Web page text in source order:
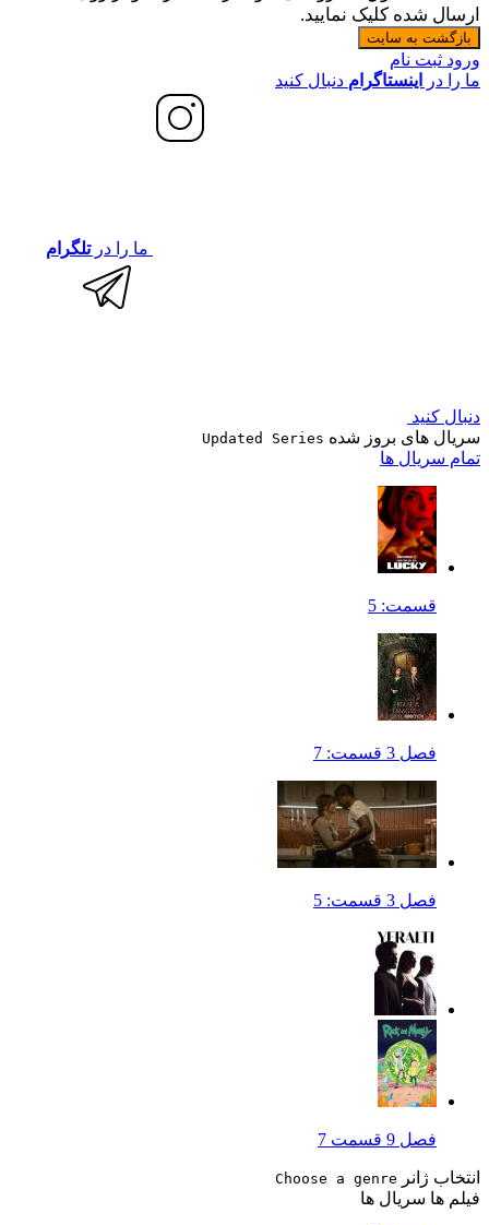
ارسال شده کلیک نمایید.
بازگشت به سایت
ورود ثبت نام
ما را در
اینستاگرام دنبال کنید
ما را درتلگرام
دنبال کنید
سریال های بروز شده Updated Series
تمام سریال ها
قسمت: 5
فصل 3 قسمت: 7
فصل 3 قسمت: 5
فصل 9 قسمت 7
انتخاب ژانر Choose a genre
فیلم ها سریال ها